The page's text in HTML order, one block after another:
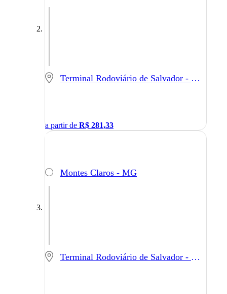
Terminal Rodoviário de Salvador - Salvador - BA
a partir de R$ 281,33
Montes Claros - MG
Terminal Rodoviário de Salvador - Salvador - BA